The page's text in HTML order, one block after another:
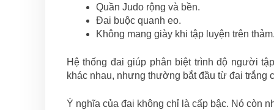
Quần Judo rộng và bền.
Đai buộc quanh eo.
Không mang giày khi tập luyện trên
Hệ thống đai giúp phân biệt trình độ người
khác nhau, nhưng thường bắt đầu từ đai
Ý nghĩa của đai không chỉ là cấp bậc. Nó còn